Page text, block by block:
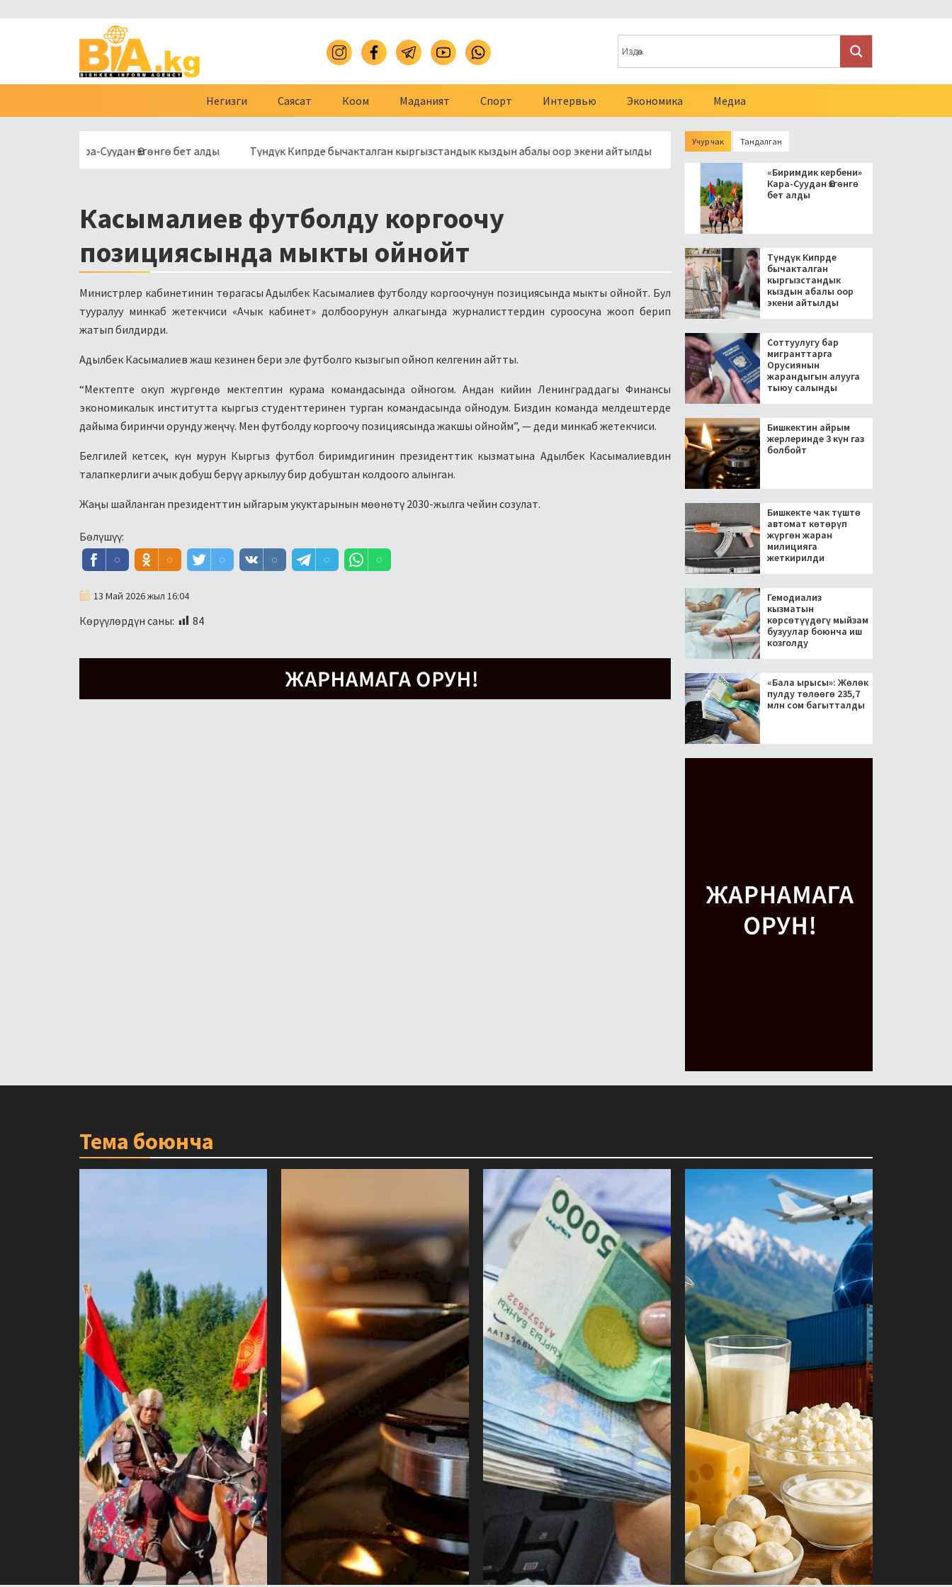
Негизги Саясат Коом Маданият Спорт Интервью Экономика Медиа
Кара-Суудан Өзгөнгө бет алды Түндүк Кипрде бычакталган кыргызстандык кыздын абалы оор экени айтылды Соттуулугу бар мигранттарга Орусиянын жарандыгын
Касымалиев футболду коргоочу
позициясында мыкты ойнойт
Министрлер кабинетинин төрагасы Адылбек Касымалиев футболду коргоочунун позициясында мыкты ойнойт. Бул
тууралуу минкаб жетекчиси «Ачык кабинет» долбоорунун алкагында журналисттердин суроосуна жооп берип
жатып билдирди.
Адылбек Касымалиев жаш кезинен бери эле футболго кызыгып ойноп келгенин айтты.
“Мектепте окуп жүргөндө мектептин курама командасында ойногом. Андан кийин Ленинграддагы Финансы
экономикалык институтта кыргыз студенттеринен турган командасында ойнодум. Биздин команда мелдештерде
дайыма биринчи орунду жеңчү. Мен футболду коргоочу позициясында жакшы ойнойм”, — деди минкаб жетекчиси.
Белгилей кетсек, күн мурун Кыргыз футбол биримдигинин президенттик кызматына Адылбек Касымалиевдин
талапкерлиги ачык добуш берүү аркылуу бир добуштан колдоого алынган.
Жаңы шайланган президенттин ыйгарым укуктарынын мөөнөтү 2030-жылга чейин созулат.
Бөлүшүү:
13 Май 2026 жыл 16:04
Көрүүлөрдүн саны: 84
Учур чак Тандалган
«Биримдик кербени»
Кара-Суудан Өзгөнгө
бет алды
Түндүк Кипрде
бычакталган
кыргызстандык
кыздын абалы оор
экени айтылды
Соттуулугу бар
мигранттарга
Орусиянын
жарандыгын алууга
тыюу салынды
Бишкектин айрым
жерлеринде 3 күн газ
болбойт
Бишкекте чак түштө
автомат көтөрүп
жүргөн жаран
милицияга
жеткирилди
Гемодиализ
кызматын
көрсөтүүдөгү мыйзам
бузуулар боюнча иш
козголду
«Бала ырысы»: Жөлөк
пулду төлөөгө 235,7
млн сом багытталды
Тема боюнча